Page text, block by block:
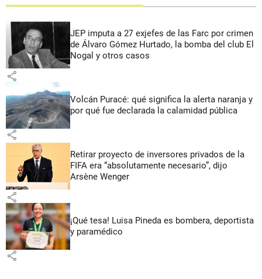
JEP imputa a 27 exjefes de las Farc por crimen
de Álvaro Gómez Hurtado, la bomba del club El
Nogal y otros casos
share
Volcán Puracé: qué significa la alerta naranja y
por qué fue declarada la calamidad pública
share
Retirar proyecto de inversores privados de la
FIFA era “absolutamente necesario”, dijo
Arsène Wenger
share
¡Qué tesa! Luisa Pineda es bombera, deportista
y paramédico
share